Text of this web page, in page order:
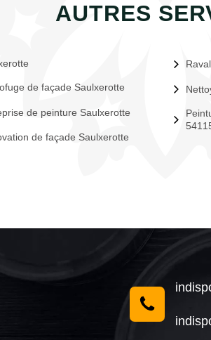
AUTRES
de façade Saulxerotte
de peinture Saulxerotte
de façade Saulxerotte